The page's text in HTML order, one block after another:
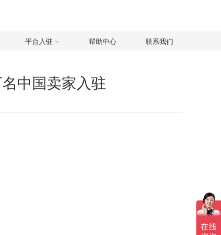
平台入驻 帮助中心 联系我们
中国卖家入驻